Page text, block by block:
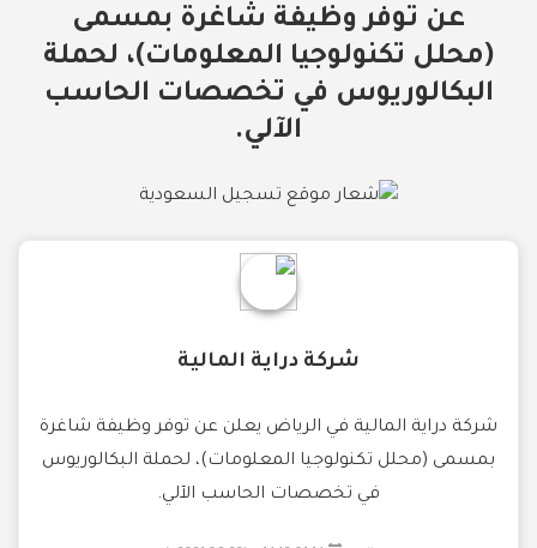
عن توفر وظيفة شاغرة بمسمى
(محلل تكنولوجيا المعلومات)، لحملة
البكالوريوس في تخصصات الحاسب
الآلي.
شركة دراية المالية
شركة دراية المالية في الرياض يعلن عن توفر وظيفة شاغرة
بمسمى (محلل تكنولوجيا المعلومات)، لحملة البكالوريوس
في تخصصات الحاسب الآلي.